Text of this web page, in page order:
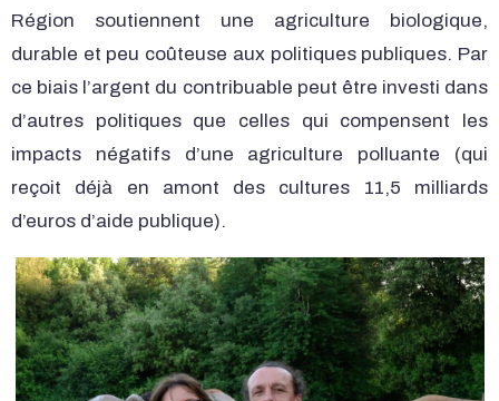
Région soutiennent une agriculture biologique,
durable et peu coûteuse aux politiques publiques. Par
ce biais l’argent du contribuable peut être investi dans
d’autres politiques que celles qui compensent les
impacts négatifs d’une agriculture polluante (qui
reçoit déjà en amont des cultures 11,5 milliards
d’euros d’aide publique).